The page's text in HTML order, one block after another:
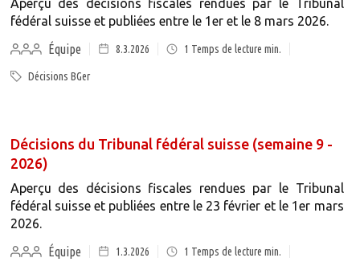
Aperçu des décisions fiscales rendues par le Tribunal
fédéral suisse et publiées entre le 1er et le 8 mars 2026.
Équipe
8.3.2026 1 Temps de lecture min.
Décisions BGer
Décisions du Tribunal fédéral suisse (semaine 9 -
2026)
Aperçu des décisions fiscales rendues par le Tribunal
fédéral suisse et publiées entre le 23 février et le 1er mars
2026.
Équipe
1.3.2026 1 Temps de lecture min.